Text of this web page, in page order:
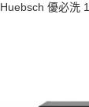
Huebsch 優必洗